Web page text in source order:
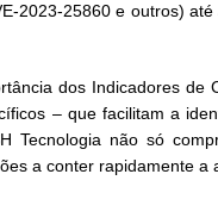
2023-25860 e outros)
dos Indicadores de
– que facilitam a
Tecnologia não só
a conter rapidamente a